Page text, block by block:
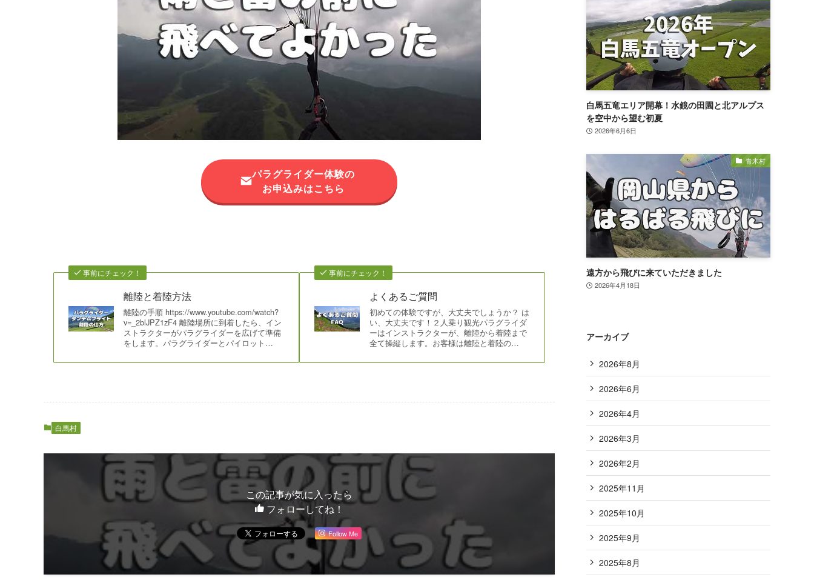
パラグライダー体験の
お申込みはこちら
事前にチェック！
離陸と着陸方法
離陸の手順 https://www.youtube.com/watch?
v=_2blJPZ1zF4 離陸場所に到着したら、イン
ストラクターがパラグライダーを広げて準備
をします。パラグライダーとパイロット…
事前にチェック！
よくあるご質問
初めての体験ですが、大丈夫でしょうか？ は
い、大丈夫です！２人乗り観光パラグライダ
ーはインストラクターが、離陸から着陸まで
全て操縦します。お客様は離陸と着陸の…
白馬村
この記事が気に入ったら
フォローしてね！
Follow Me
白馬五竜エリア開幕！水鏡の田園と北アルプス
を空中から望む初夏
2026年6月6日
青木村
遠方から飛びに来ていただきました
2026年4月18日
アーカイブ
2026年8月
2026年6月
2026年4月
2026年3月
2026年2月
2025年11月
2025年10月
2025年9月
2025年8月